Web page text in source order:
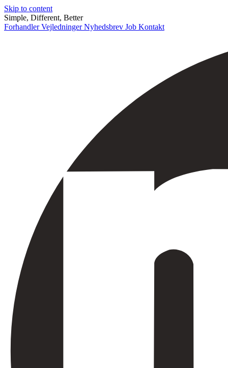
Skip to content
Simple, Different, Better
ForhandlerVejledningerNyhedsbrev Job Kontakt